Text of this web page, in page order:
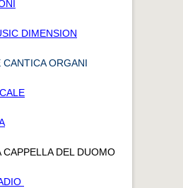
DIMENSION
ORGANI
DEL DUOMO